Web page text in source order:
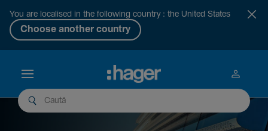
You are localised in the following country : the United States
Choose another country